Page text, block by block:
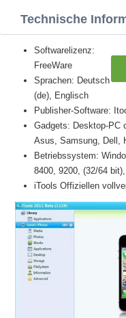
Technische
Softwarelizenz:
FreeWare
Sprachen: Deutsch
(de), Englisch
Publisher-Software:
Gadgets: Desktop-PC
Asus, Samsung, Dell,
Betriebssystem:
8400, 9200, (32/64
iTools Offiziellen